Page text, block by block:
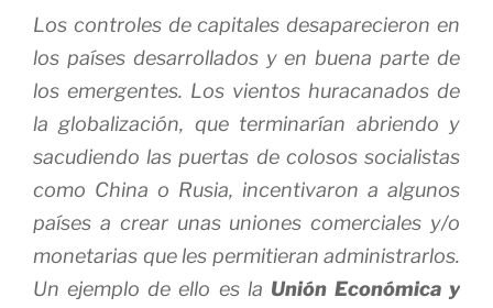
Los controles de capitales desaparecieron en
los países desarrollados y en buena parte de
los emergentes. Los vientos huracanados de
la globalización, que terminarían abriendo y
sacudiendo las puertas de colosos socialistas
como China o Rusia, incentivaron a algunos
países a crear unas uniones comerciales y/o
monetarias que les permitieran administrarlos.
Un ejemplo de ello es la Unión Económica y